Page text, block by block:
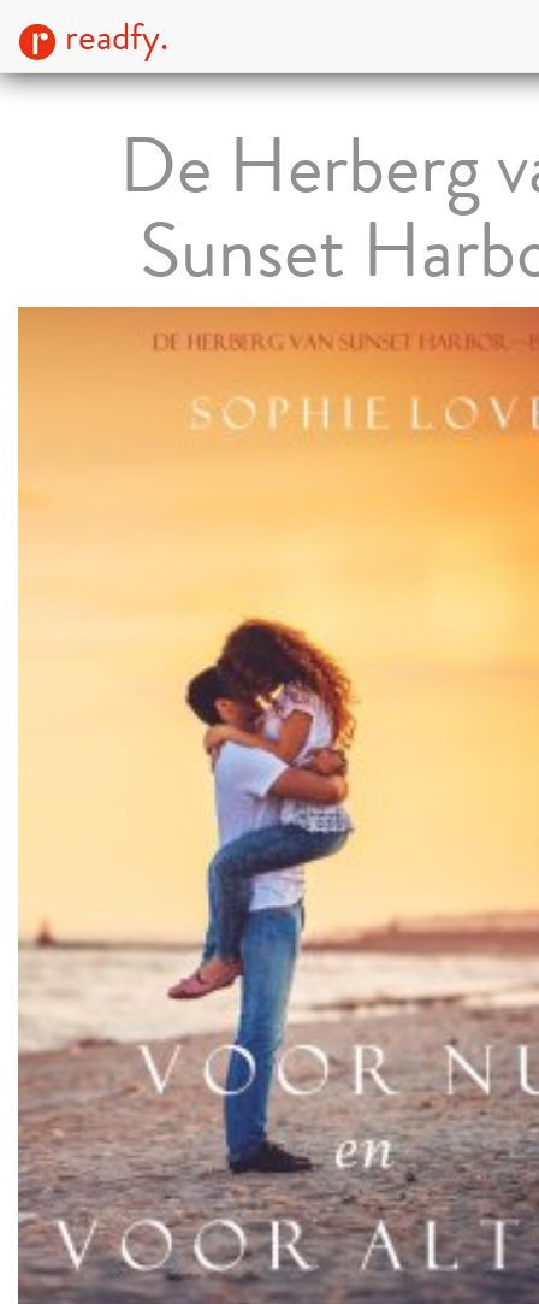
readfy.
De Herberg
Sunset